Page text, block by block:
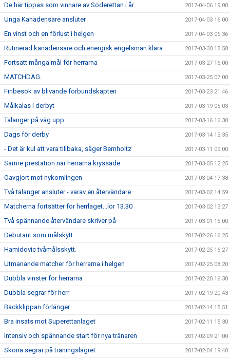
De här tippas som vinnare av Söderettan i år. 2017-04-06 19:00
Unga Kanadensare ansluter 2017-04-03 16:00
En vinst och en förlust i helgen 2017-04-03 06:36
Rutinerad kanadensare och energisk engelsman klara 2017-03-30 15:58
Fortsatt många mål för herrarna 2017-03-27 16:00
MATCHDAG. 2017-03-25 07:00
Finbesök av blivande förbundskapten 2017-03-23 21:46
Målkalas i derbyt 2017-03-19 05:03
Talanger på väg upp 2017-03-16 16:30
Dags för derby 2017-03-14 13:35
- Det är kul att vara tillbaka, säger Bernholtz 2017-03-11 09:00
Sämre prestation när herrarna kryssade 2017-03-05 12:25
Oavgjort mot nykomlingen 2017-03-04 17:38
Två talanger ansluter - varav en återvändare 2017-03-02 14:59
Matcherna fortsätter för herrlaget...lör 13.30 2017-03-02 13:27
Två spännande återvändare skriver på 2017-03-01 15:00
Debutant som målskytt 2017-02-26 16:25
Hamidovic tvåmålsskytt. 2017-02-25 16:27
Utmanande matcher för herrarna i helgen 2017-02-25 08:20
Dubbla vinster för herrarna 2017-02-20 16:30
Dubbla segrar för herr 2017-02-19 20:43
Backklippan förlänger 2017-02-14 15:51
Bra insats mot Superettanlaget 2017-02-11 15:30
Intensiv och spännande start för nya tränaren 2017-02-09 21:00
Sköna segrar på träningslägret 2017-02-04 19:40